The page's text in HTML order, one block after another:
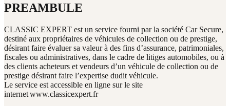
PREAMBULE
CLASSIC EXPERT est un service fourni par la société Car Secure,
destiné aux propriétaires de véhicules de collection ou de prestige,
désirant faire évaluer sa valeur à des fins d’assurance, patrimoniales,
fiscales ou administratives, dans le cadre de litiges automobiles, ou à
des clients acheteurs et vendeurs d’un véhicule de collection ou de
prestige désirant faire l’expertise dudit véhicule.
Le service est accessible en ligne sur le site
internet www.classicexpert.fr